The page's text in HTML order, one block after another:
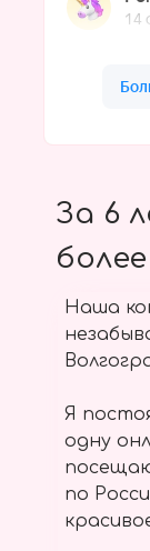
За 6
Наша
Я
одну
по